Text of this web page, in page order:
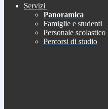
Servizi
Panoramica
Famiglie e studenti
Personale scolastico
Percorsi di studio